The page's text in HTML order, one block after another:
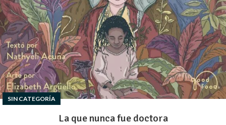
SIN CATEGORÍA
La que nunca fue doctora